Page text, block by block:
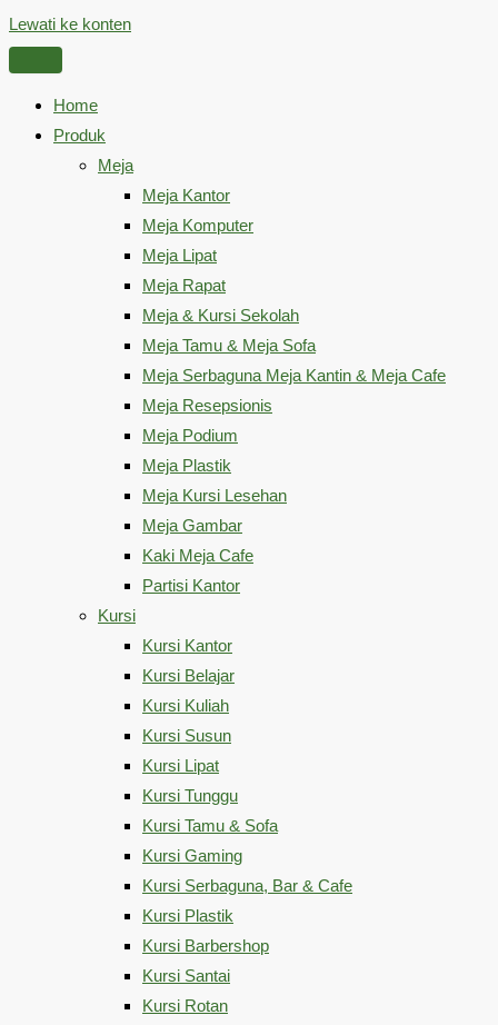
Lewati ke konten
Home
Produk
Meja
Meja Kantor
Meja Komputer
Meja Lipat
Meja Rapat
Meja & Kursi Sekolah
Meja Tamu & Meja Sofa
Meja Serbaguna Meja Kantin & Meja Cafe
Meja Resepsionis
Meja Podium
Meja Plastik
Meja Kursi Lesehan
Meja Gambar
Kaki Meja Cafe
Partisi Kantor
Kursi
Kursi Kantor
Kursi Belajar
Kursi Kuliah
Kursi Susun
Kursi Lipat
Kursi Tunggu
Kursi Tamu & Sofa
Kursi Gaming
Kursi Serbaguna, Bar & Cafe
Kursi Plastik
Kursi Barbershop
Kursi Santai
Kursi Rotan